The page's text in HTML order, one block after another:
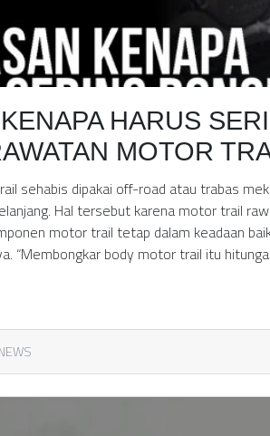
HARUS
MOTOR
sehabis dipakai off-road atau trabas
Hal tersebut karena motor trail
motor trail tetap dalam keadaan
“Membongkar body motor trail itu